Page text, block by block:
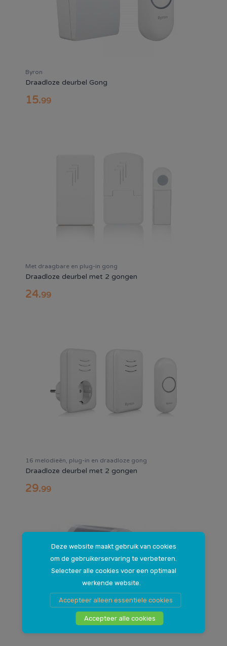
Deze website maakt gebruik van cookies
om de gebruikerservaring te verbeteren.
Selecteer alle cookies voor een optimaal
werkende website.
Accepteer alleen essentiele cookies
Accepteer alle cookies
Byron
Draadloze deurbel Gong
15.99
Met draagbare en plug-in gong
Draadloze deurbel met 2 gongen
24.99
16 melodieën, plug-in en draadloze gong
Draadloze deurbel met 2 gongen
29.99